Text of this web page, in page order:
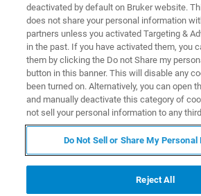
会议简介
中国化学会第二十三届全国有机分析
会将于2025年8月1-4日在兰州大学召
deactivated by default on Bruker website.
does not share your personal information
partners unless you activated Targeting &
in the past. If you have activated them, you
them by clicking the Do not Share my
button in this banner. This will disable any
been turned on. Alternatively, you can open
and manually deactivate this category of
not sell your personal information to any
Do Not Sell or Share My
Reject All